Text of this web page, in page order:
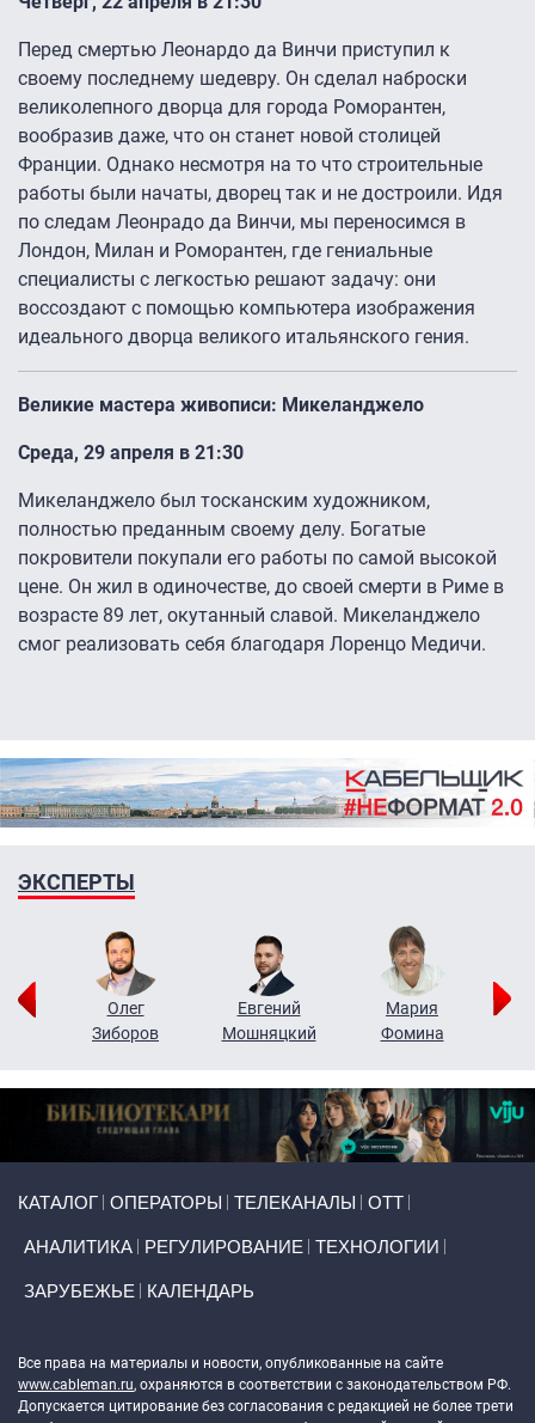
Перед смертью Леонардо да Винчи приступил к
своему последнему шедевру. Он сделал наброски
великолепного дворца для города Роморантен,
вообразив даже, что он станет новой столицей
Франции. Однако несмотря на то что строительные
работы были начаты, дворец так и не достроили. Идя
по следам Леонрадо да Винчи, мы переносимся в
Лондон, Милан и Роморантен, где гениальные
специалисты с легкостью решают задачу: они
воссоздают с помощью компьютера изображения
идеального дворца великого итальянского гения.
Великие мастера живописи: Микеланджело
Среда, 29 апреля в 21:30
Микеланджело был тосканским художником,
полностью преданным своему делу. Богатые
покровители покупали его работы по самой высокой
цене. Он жил в одиночестве, до своей смерти в Риме в
возрасте 89 лет, окутанный славой. Микеланджело
смог реализовать себя благодаря Лоренцо Медичи.
ЭКСПЕРТЫ
Олег
Зиборов
Евгений
Мошняцкий
Мария
Фомина
КАТАЛОГ ОПЕРАТОРЫ ТЕЛЕКАНАЛЫ ОТТ
АНАЛИТИКА РЕГУЛИРОВАНИЕ ТЕХНОЛОГИИ
ЗАРУБЕЖЬЕ КАЛЕНДАРЬ
Все права на материалы и новости, опубликованные на сайте
www.cableman.ru, охраняются в соответствии с законодательством РФ.
Допускается цитирование без согласования с редакцией не более трети